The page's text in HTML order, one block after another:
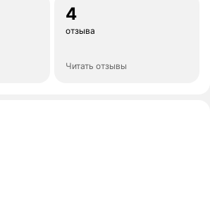
4
отзыва
Читать отзывы